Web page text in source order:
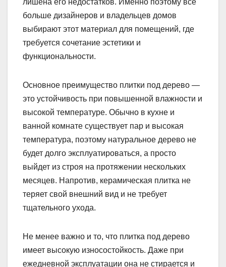
лишена его недостатков. Именно поэтому все
больше дизайнеров и владельцев домов
выбирают этот материал для помещений, где
требуется сочетание эстетики и
функциональности.
Основное преимущество плитки под дерево —
это устойчивость при повышенной влажности и
высокой температуре. Обычно в кухне и
ванной комнате существует пар и высокая
температура, поэтому натуральное дерево не
будет долго эксплуатироваться, а просто
выйдет из строя на протяжении нескольких
месяцев. Напротив, керамическая плитка не
теряет свой внешний вид и не требует
тщательного ухода.
Не менее важно и то, что плитка под дерево
имеет высокую износостойкость. Даже при
ежедневной эксплуатации она не стирается и